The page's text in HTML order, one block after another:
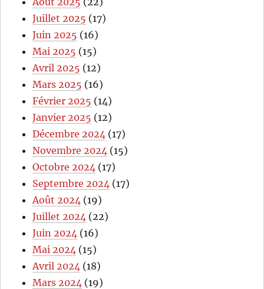
Juillet 2025 (17)
Juin 2025 (16)
Mai 2025 (15)
Avril 2025 (12)
Mars 2025 (16)
Février 2025 (14)
Janvier 2025 (12)
Décembre 2024 (17)
Novembre 2024 (15)
Octobre 2024 (17)
Septembre 2024 (17)
Août 2024 (19)
Juillet 2024 (22)
Juin 2024 (16)
Mai 2024 (15)
Avril 2024 (18)
Mars 2024 (19)